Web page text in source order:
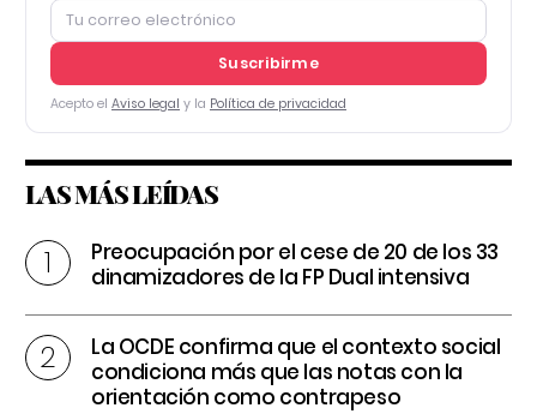
Suscribirme
Acepto el Aviso legal y la Política de privacidad
LAS MÁS LEÍDAS
Preocupación por el cese de 20 de los 33
dinamizadores de la FP Dual intensiva
La OCDE confirma que el contexto social
condiciona más que las notas con la
orientación como contrapeso